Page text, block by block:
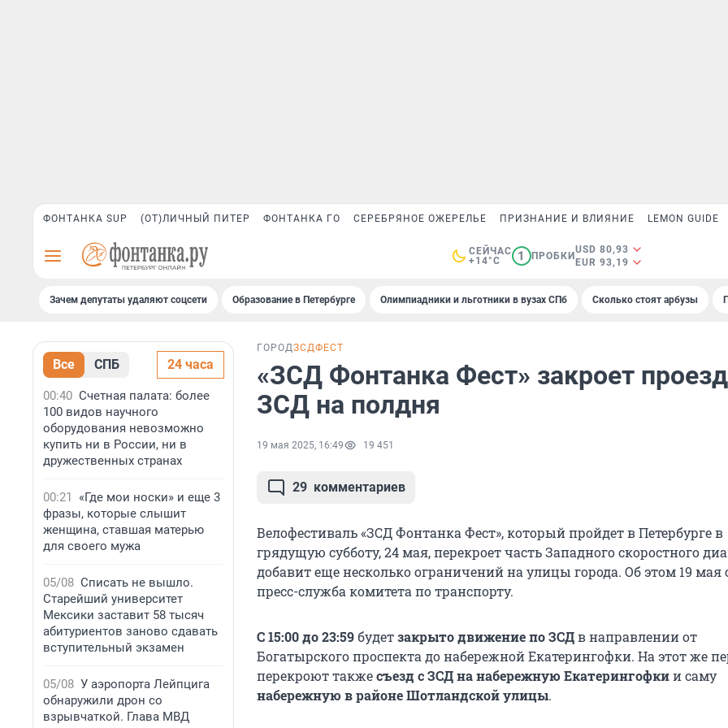
ФОНТАНКА SUP (ОТ)ЛИЧНЫЙ ПИТЕР ФОНТАНКА ГО СЕРЕБРЯНОЕ ОЖЕРЕЛЬЕ ПРИЗНАНИЕ И ВЛИЯНИЕ LEMON GUIDE
СЕЙЧАС
+14°C
1 ПРОБКИ
USD 80,93
EUR 93,19
Зачем депутаты удаляют соцсети Образование в Петербурге Олимпиадники и льготники в вузах СПб Сколько стоят арбузы
Все СПБ 24 часа
00:40 Счетная палата: более
100 видов научного
оборудования невозможно
купить ни в России, ни в
дружественных странах
00:21
«Где мои носки» и еще 3
фразы, которые слышит
женщина, ставшая матерью
для своего мужа
05/08 Списать не вышло.
Старейший университет
Мексики заставит 58 тысяч
абитуриентов заново сдавать
вступительный экзамен
05/08 У аэропорта Лейпцига
обнаружили дрон со
взрывчаткой. Глава МВД
ГОРОДЗСДФЕСТ
«ЗСД Фонтанка Фест» закроет
ЗСД на полдня
19 мая 2025, 16:49 19 451
29 комментариев
Велофестиваль «ЗСД Фонтанка Фест», который пройдет в Петербурге в
грядущую субботу, 24 мая, перекроет часть Западного скоростного
добавит еще несколько ограничений на улицы города. Об этом 19 мая
пресс-служба комитета по транспорту.
С 15:00 до 23:59будетзакрыто движение по ЗСДв направлении от
Богатырского проспекта до набережной Екатерингофки. На этот же
перекроют такжесъезд с ЗСД на набережную Екатерингофкии саму
набережную в районе Шотландской улицы.